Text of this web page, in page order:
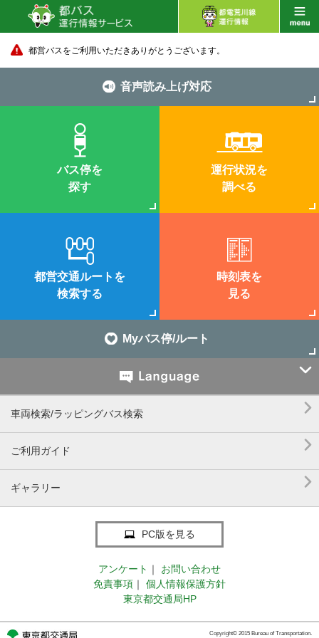
都営バスをご利用いただきありがとうございます。
音声読み上げ対応
バス停を
探す
運行状況を
調べる
都営交通ルートを
検索する
時刻表を
見る
Myバス停/ルート

車両検索/ラッピングバス検索 
ご利用ガイド 
ギャラリー 
PC版を見る
アンケート ｜
お問い合わせ
免責事項 ｜
個人情報保護方針
東京都交通局HP
Copyright© 2015 Bureau of Transportation.